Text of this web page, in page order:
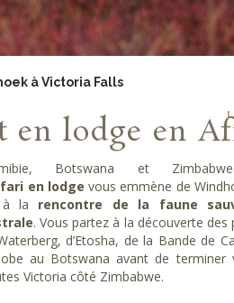
à Victoria Falls
en lodge en
Botswana et
en lodge vous emmène de
à la rencontre de la faune
. Vous partez à la découverte des
d’Etosha, de la Bande de
au Botswana avant de terminer
Victoria côté Zimbabwe.